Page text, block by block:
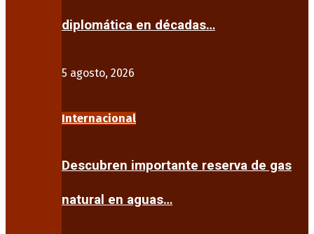
diplomática en décadas…
5 agosto, 2026
Internacional
Descubren importante reserva de gas
natural en aguas…